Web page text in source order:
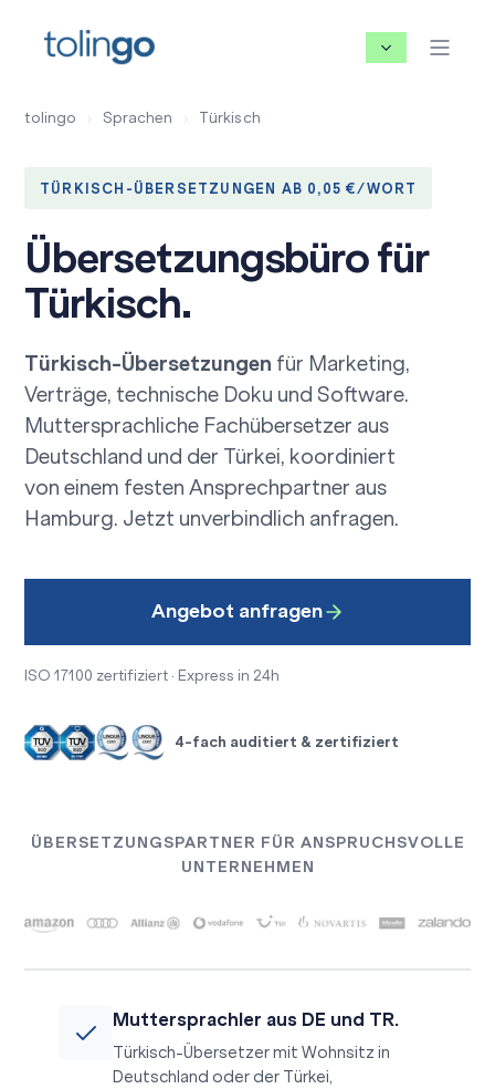
tolingo › Sprachen › Türkisch
TÜRKISCH-ÜBERSETZUNGEN AB 0,05 €/WORT
Übersetzungsbüro für
Türkisch.
Türkisch-Übersetzungen für Marketing,
Verträge, technische Doku und Software.
Muttersprachliche Fachübersetzer aus
Deutschland und der Türkei, koordiniert
von einem festen Ansprechpartner aus
Hamburg. Jetzt unverbindlich anfragen.
Angebot anfragen
ISO 17100 zertifiziert · Express in 24h
4-fach auditiert & zertifiziert
ÜBERSETZUNGSPARTNER FÜR ANSPRUCHSVOLLE
UNTERNEHMEN
Muttersprachler aus DE und TR.
Türkisch-Übersetzer mit Wohnsitz in
Deutschland oder der Türkei,